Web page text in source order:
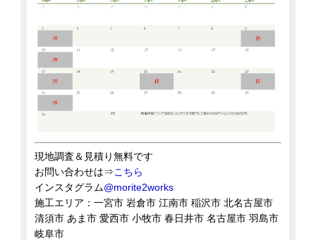
現地調査＆見積り無料です
お問い合わせは⇒こちら
インスタグラム@morite2works
施工エリア：一宮市 岩倉市 江南市 稲沢市 北名古屋市
清須市 あま市 愛西市 小牧市 春日井市 名古屋市 羽島市
岐阜市